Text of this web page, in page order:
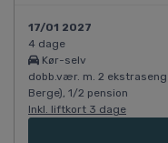
17/01 2027
4 dage
Kør-selv
dobb.vær. m. 2
Berge), 1/2 pension
Inkl. liftkort 3 dage